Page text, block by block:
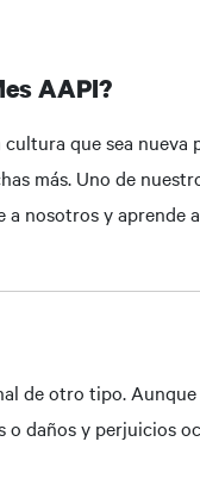
AAPI?
que sea nueva
más. Uno de
nosotros y aprende
de otro tipo.
daños y perjuicios